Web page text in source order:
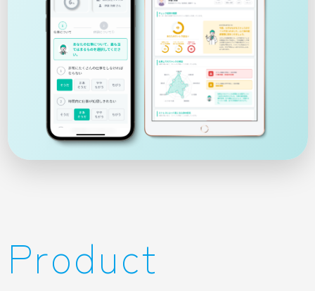
Product